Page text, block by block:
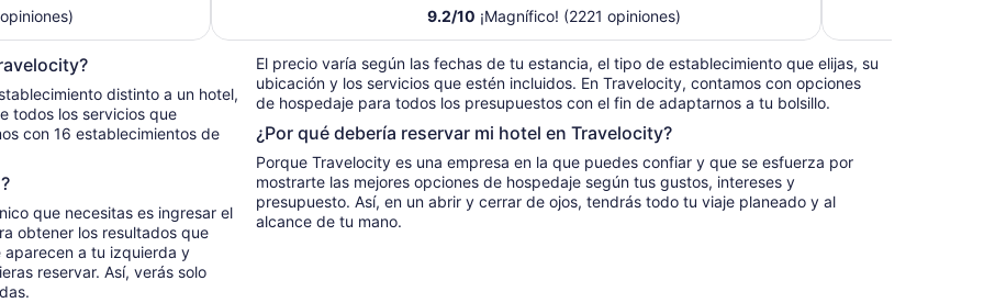
$139
en
total
por
noche
del
7
sep
$247
en
total
por
noche
del
23
ago
al
9.2/10 ¡Magnífico! (2221 opiniones)
distinto a un hotel,
todos los servicios que
con 16 establecimientos de
que necesitas es ingresar el
obtener los resultados que
aparecen a tu izquierda y
reservar. Así, verás solo
El precio varía según las fechas de tu estancia, el tipo de establecimiento que elijas, su
ubicación y los servicios que estén incluidos. En Travelocity, contamos con opciones
de hospedaje para todos los presupuestos con el fin de adaptarnos a tu bolsillo.
¿Por qué debería reservar mi hotel en Travelocity?
Porque Travelocity es una empresa en la que puedes confiar y que se esfuerza por
mostrarte las mejores opciones de hospedaje según tus gustos, intereses y
presupuesto. Así, en un abrir y cerrar de ojos, tendrás todo tu viaje planeado y al
alcance de tu mano.